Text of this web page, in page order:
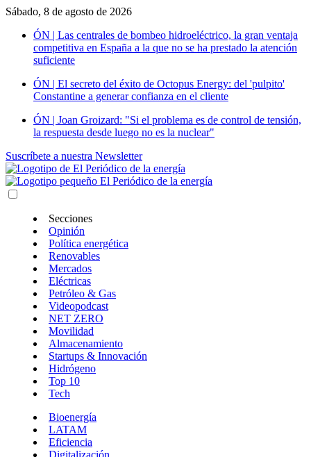
Sábado, 8 de agosto de 2026
ÓN | Las centrales de bombeo hidroeléctrico, la gran ventaja
competitiva en España a la que no se ha prestado la atención
suficiente
ÓN | El secreto del éxito de Octopus Energy: del 'pulpito'
Constantine a generar confianza en el cliente
ÓN | Joan Groizard: "Si el problema es de control de tensión,
la respuesta desde luego no es la nuclear"
Suscríbete a nuestra Newsletter
Secciones
Opinión
Política energética
Renovables
Mercados
Eléctricas
Petróleo & Gas
Videopodcast
NET ZERO
Movilidad
Almacenamiento
Startups & Innovación
Hidrógeno
Top 10
Tech
Bioenergía
LATAM
Eficiencia
Digitalización